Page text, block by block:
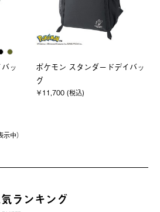
ッ
ポケモン スタンダードデイバッ
グ
￥11,700 (税込)
中）
ランキング